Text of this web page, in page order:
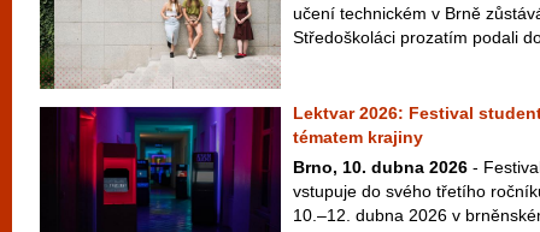
učení technickém v Brně
Středoškoláci prozatím podali
Lektvar 2026: Festival
tématem krajiny
Brno, 10. dubna 2026 -
vstupuje do svého třetího
10.–12. dubna 2026 v